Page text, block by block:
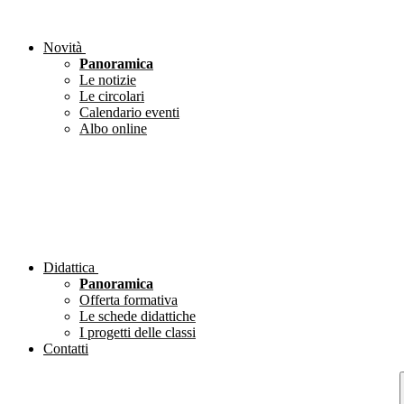
Novità
Panoramica
Le notizie
Le circolari
Calendario eventi
Albo online
Didattica
Panoramica
Offerta formativa
Le schede didattiche
I progetti delle classi
Contatti